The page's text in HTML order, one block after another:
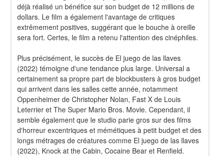
déjà réalisé un bénéfice sur son budget de 12 millions de
dollars. Le film a également l'avantage de critiques
extrêmement positives, suggérant que le bouche à oreille
sera fort. Certes, le film a retenu l'attention des cinéphiles.
Plus précisément, le succès de El juego de las llaves
(2022) témoigne d'une tendance plus large. Universal a
certainement sa propre part de blockbusters à gros budget
qui arrivent dans les salles cette année, notamment
Oppenheimer de Christopher Nolan, Fast X de Louis
Leterrier et The Super Mario Bros. Movie. Cependant, il
semble également que le studio parie gros sur des films
d'horreur excentriques et mémétiques à petit budget et des
longs métrages de créatures comme El juego de las llaves
(2022), Knock at the Cabin, Cocaine Bear et Renfield.